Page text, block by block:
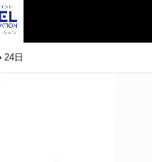
24日